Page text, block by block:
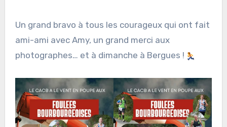
Un grand bravo à tous les courageux qui ont fait
ami-ami avec Amy, un grand merci aux
photographes… et à dimanche à Bergues !